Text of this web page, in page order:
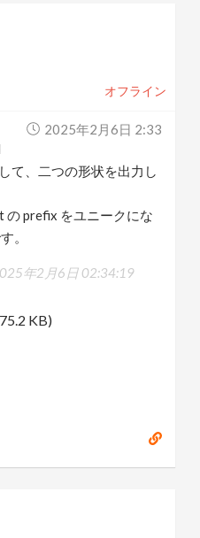
オフライン
2025年2月6日 2:33
て、二つの形状を出力し
の prefix をユニークにな
。
年2月6日 02:34:19
KB)